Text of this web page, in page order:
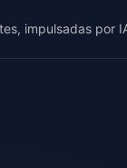
impulsadas por